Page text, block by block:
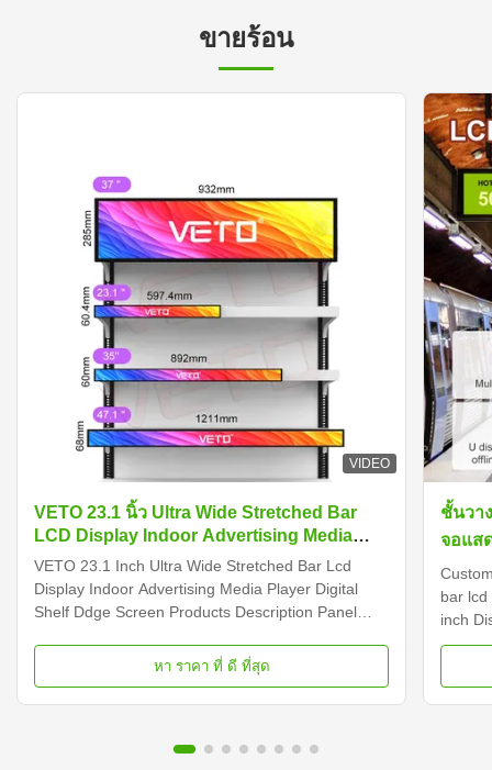
ขายร้อน
VIDEO
VETO 23.1 นิ้ว Ultra Wide Stretched Bar
LCD Display Indoor Advertising Media
Player ดิจิตอล แผ่นฉากขอบชั้น
VETO 23.1 Inch Ultra Wide Stretched Bar Lcd
Display Indoor Advertising Media Player Digital
Shelf Ddge Screen Products Description Panel
Display dimension 585.6mm *48.19mm Display
Color 16.7M Backlight LED backlight Operation
system Android ...
หา ราคา ที่ ดี ที่สุด
ชั้นวา
จอแส
bar lcd
inch